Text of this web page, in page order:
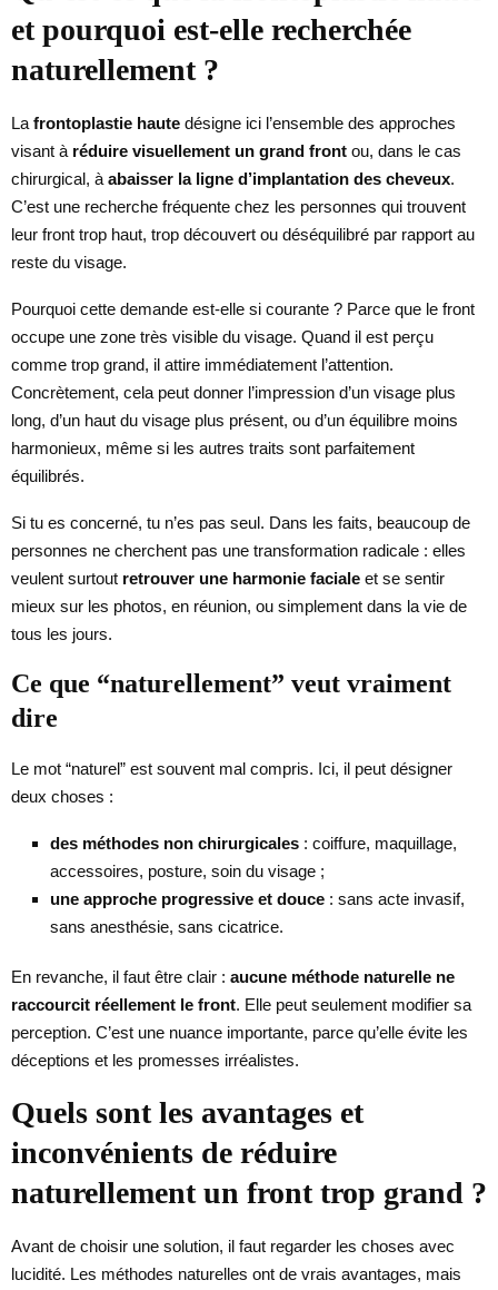
et pourquoi est-elle recherchée
naturellement ?
La frontoplastie haute désigne ici l’ensemble des approches
visant à réduire visuellement un grand front ou, dans le cas
chirurgical, à abaisser la ligne d’implantation des cheveux.
C’est une recherche fréquente chez les personnes qui trouvent
leur front trop haut, trop découvert ou déséquilibré par rapport au
reste du visage.
Pourquoi cette demande est-elle si courante ? Parce que le front
occupe une zone très visible du visage. Quand il est perçu
comme trop grand, il attire immédiatement l’attention.
Concrètement, cela peut donner l’impression d’un visage plus
long, d’un haut du visage plus présent, ou d’un équilibre moins
harmonieux, même si les autres traits sont parfaitement
équilibrés.
Si tu es concerné, tu n’es pas seul. Dans les faits, beaucoup de
personnes ne cherchent pas une transformation radicale : elles
veulent surtout retrouver une harmonie faciale et se sentir
mieux sur les photos, en réunion, ou simplement dans la vie de
tous les jours.
Ce que “naturellement” veut vraiment
dire
Le mot “naturel” est souvent mal compris. Ici, il peut désigner
deux choses :
des méthodes non chirurgicales : coiffure, maquillage,
accessoires, posture, soin du visage ;
une approche progressive et douce : sans acte invasif,
sans anesthésie, sans cicatrice.
En revanche, il faut être clair : aucune méthode naturelle ne
raccourcit réellement le front. Elle peut seulement modifier sa
perception. C’est une nuance importante, parce qu’elle évite les
déceptions et les promesses irréalistes.
Quels sont les avantages et
inconvénients de réduire
naturellement un front trop grand ?
Avant de choisir une solution, il faut regarder les choses avec
lucidité. Les méthodes naturelles ont de vrais avantages, mais